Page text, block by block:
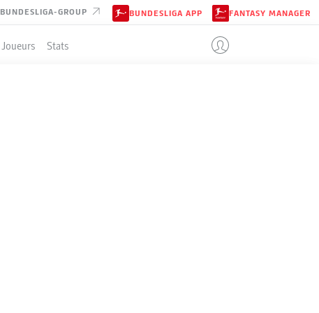
BUNDESLIGA-GROUP BUNDESLIGA APP FANTASY MANAGER
Joueurs Stats